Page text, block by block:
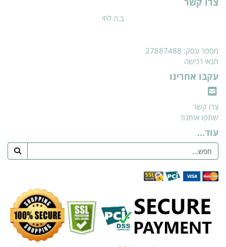
ב.ה לחי
מספר עסק: 27887488
תנאי רכישה
עקבו אחרינו
צרו קשר
שתפו אותנו!
עוד...